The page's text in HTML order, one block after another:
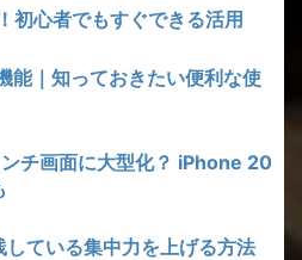
初心者でもすぐできる活用
｜知っておきたい便利な使
チ画面に大型化？ iPhone 20
ている集中力を上げる方法